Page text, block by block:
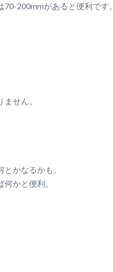
200mmがあると便利です。
せん。
かなるかも。
かと便利。